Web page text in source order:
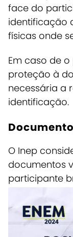
face do
identificação
físicas onde
Em caso de
proteção à
necessária a
identificação.
O Inep
documentos
participante